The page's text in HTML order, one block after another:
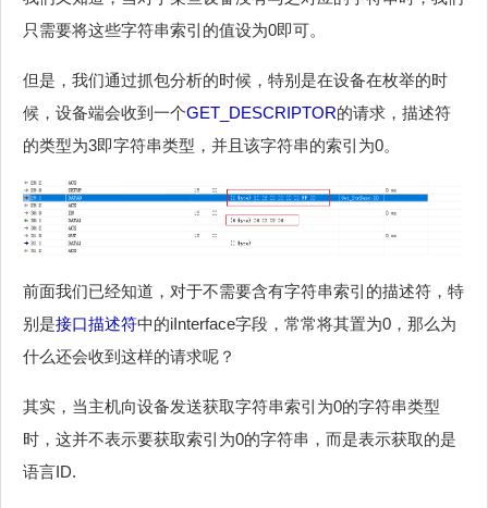
只需要将这些字符串索引的值设为0即可。
但是，我们通过抓包分析的时候，特别是在设备在枚举的时
候，设备端会收到一个GET_DESCRIPTOR的请求，描述符
的类型为3即字符串类型，并且该字符串的索引为0。
前面我们已经知道，对于不需要含有字符串索引的描述符，特
别是接口描述符中的iInterface字段，常常将其置为0，那么为
什么还会收到这样的请求呢？
其实，当主机向设备发送获取字符串索引为0的字符串类型
时，这并不表示要获取索引为0的字符串，而是表示获取的是
语言ID.